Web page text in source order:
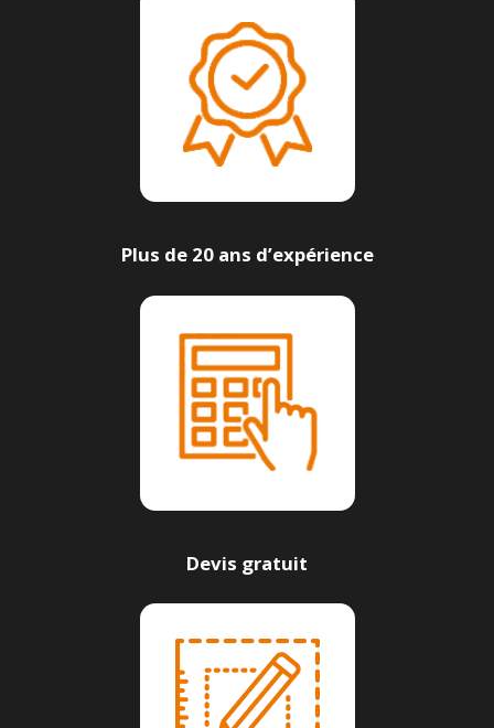
Plus de 20 ans d’expérience
Devis gratuit